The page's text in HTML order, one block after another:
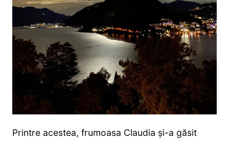
Printre acestea, frumoasa Claudia și-a găsit